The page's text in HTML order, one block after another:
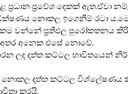
ප්‍රවේශ දෙකක් ඇත.ඒවා
නොකල ඉගෙනීම් රටා
වන්නේ ප්‍රතිඵල පුරෝකතනය
අනෙක එසේ නොවේ.
ලද දත්ත කට්ටල භාවිතයෙන්
දත්ත කට්ටල විශ්ලේෂණය
කරයි.